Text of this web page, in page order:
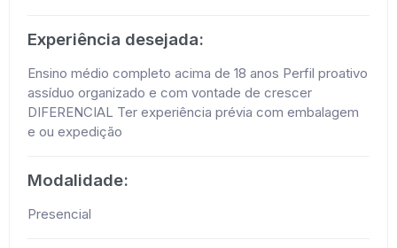
Experiência desejada:
Ensino médio completo acima de 18 anos Perfil proativo
assíduo organizado e com vontade de crescer
DIFERENCIAL Ter experiência prévia com embalagem
e ou expedição
Modalidade:
Presencial